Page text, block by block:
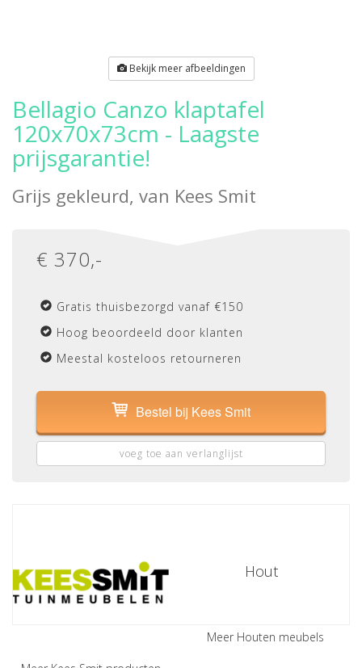
Bekijk meer afbeeldingen
Bellagio Canzo klaptafel
120x70x73cm - Laagste
prijsgarantie!
Grijs gekleurd, van Kees Smit
€ 370,-
Gratis thuisbezorgd vanaf €150
Hoog beoordeeld door klanten
Meestal kosteloos retourneren
Bestel bij Kees Smit
voeg toe aan verlanglijst
Hout
Meer Houten meubels